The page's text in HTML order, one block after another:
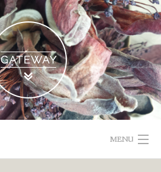
MENU